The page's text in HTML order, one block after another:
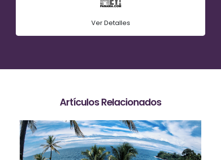
Ver Detalles
Artículos Relacionados